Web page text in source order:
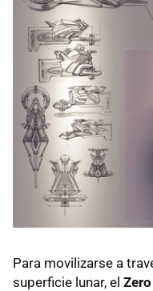
Para movilizarse a
superficie lunar, el